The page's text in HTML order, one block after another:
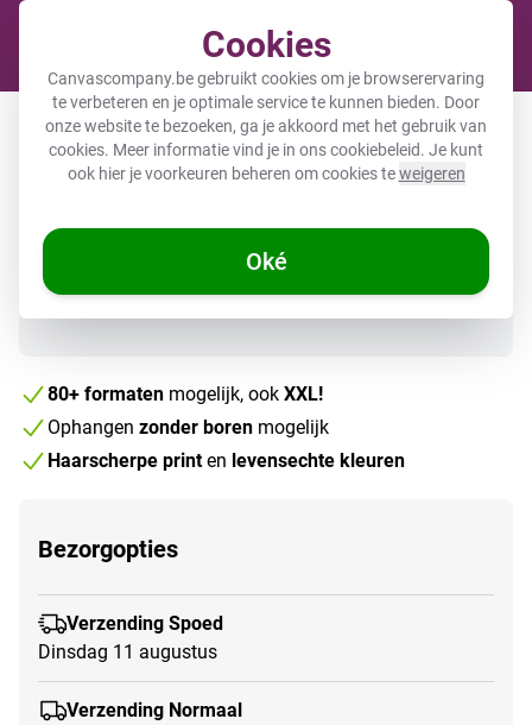
Cookies
Canvascompany.be gebruikt cookies om je browserervaring
te verbeteren en je optimale service te kunnen bieden. Door
onze website te bezoeken, ga je akkoord met het gebruik van
cookies. Meer informatie vind je in onscookiebeleid. Je kunt
ook hier je voorkeuren beheren om cookies teweigeren
Oké
Foto op canvas
Direct uit voorraad leverbaar
80+ formaten mogelijk, ook XXL!
Ophangen zonder boren mogelijk
Haarscherpe printen levensechte kleuren
Bezorgopties
Verzending Spoed
Dinsdag 11 augustus
Verzending Normaal